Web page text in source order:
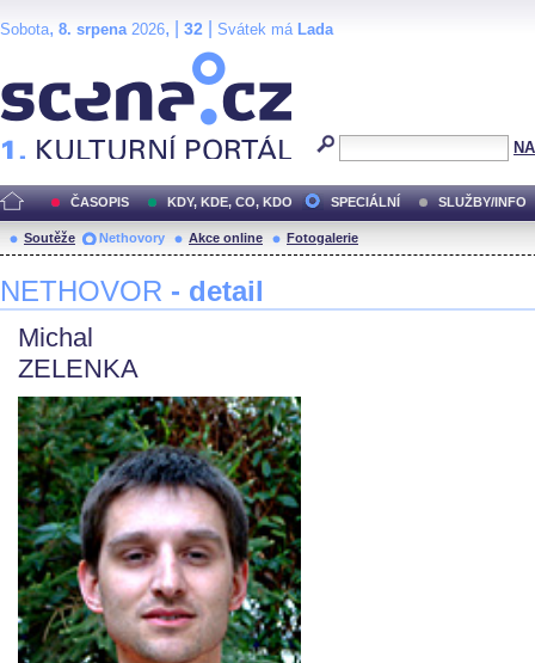
Sobota, 8. srpena2026, | 32 Svátek má Lada
ČASOPIS KDY, KDE, CO, KDO SPECIÁLNÍ SLUŽBY/INFO
Soutěže Nethovory Akce online Fotogalerie
NETHOVOR - detail
Michal
ZELENKA